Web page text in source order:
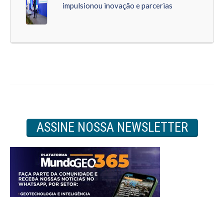
impulsionou inovação e parcerias
ASSINE NOSSA NEWSLETTER